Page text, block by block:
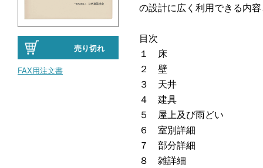
売り切れ
FAX用注文書
の設計に広く利用できる内
目次
１ 床
２ 壁
３ 天井
４ 建具
５ 屋上及び雨どい
６ 室別詳細
７ 部分詳細
８ 雑詳細